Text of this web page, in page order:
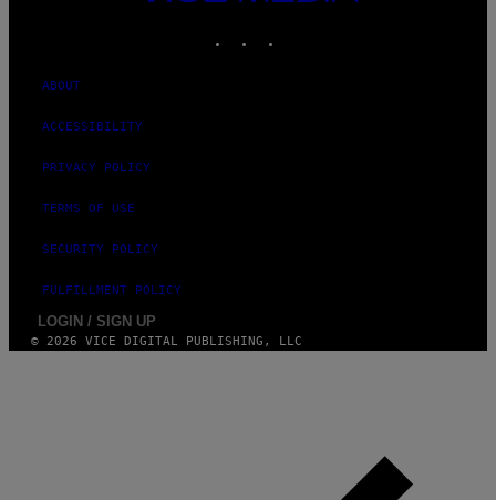
ABOUT
ACCESSIBILITY
PRIVACY POLICY
TERMS OF USE
SECURITY POLICY
FULFILLMENT POLICY
LOGIN / SIGN UP
© 2026 VICE DIGITAL PUBLISHING, LLC